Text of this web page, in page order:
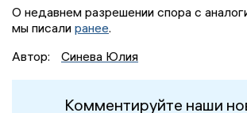
О недавнем разрешении спора с
мы писали ранее.
Автор:
Синева Юлия
Комментируйте наши